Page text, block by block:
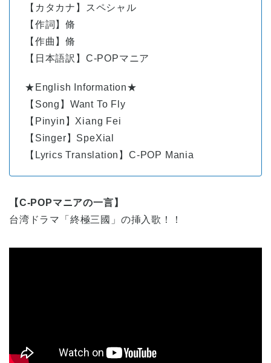
【カタカナ】スペシャル
【作詞】脩
【作曲】脩
【日本語訳】C-POPマニア
★English Information★
【Song】Want To Fly
【Pinyin】Xiang Fei
【Singer】SpeXial
【Lyrics Translation】C-POP Mania
【C-POPマニアの一言】
台湾ドラマ「終極三國」の挿入歌！！